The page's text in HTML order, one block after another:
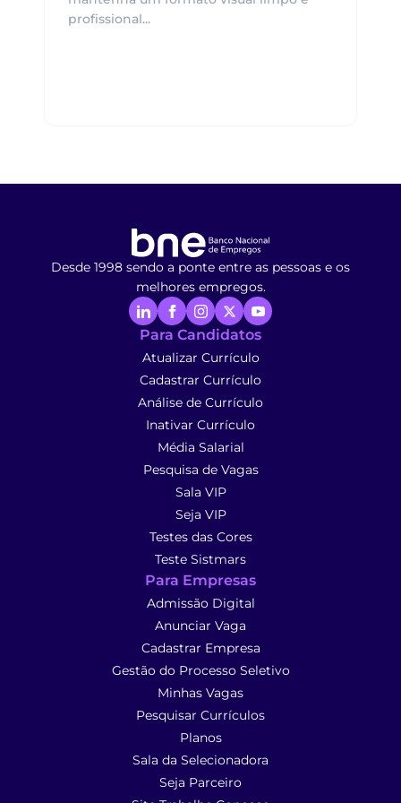
profissional...
Desde 1998 sendo a ponte entre as pessoas e os
melhores empregos.
Para Candidatos
Atualizar Currículo
Cadastrar Currículo
Análise de Currículo
Inativar Currículo
Média Salarial
Pesquisa de Vagas
Sala VIP
Seja VIP
Testes das Cores
Teste Sistmars
Para Empresas
Admissão Digital
Anunciar Vaga
Cadastrar Empresa
Gestão do Processo Seletivo
Minhas Vagas
Pesquisar Currículos
Planos
Sala da Selecionadora
Seja Parceiro